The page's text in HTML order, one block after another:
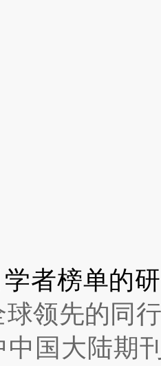
者榜单的
领先的同
中国大陆期